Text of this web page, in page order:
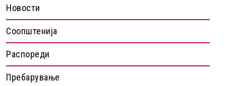
Новости
Соопштенија
Распореди
Пребарување